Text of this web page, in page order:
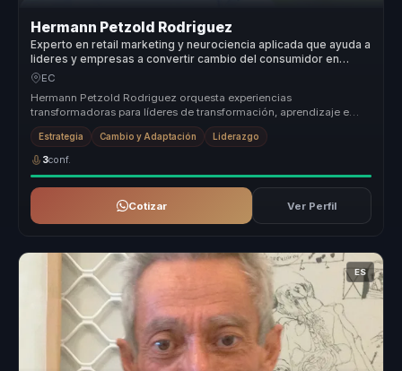
Hermann Petzold Rodriguez
Experto en retail marketing y neurociencia aplicada que ayuda a
lideres y empresas a convertir cambio del consumidor en
decisiones y ventaja competitiva.
EC
Hermann Petzold Rodriguez orquesta experiencias
transformadoras para líderes de transformación, aprendizaje e
innovación organizacional, ...
Estrategia Cambio y Adaptación Liderazgo
3conf.
Cotizar Ver Perfil
ES